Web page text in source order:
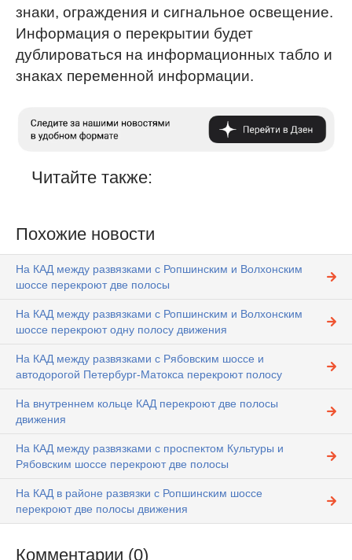
знаки, ограждения и сигнальное освещение.
Информация о перекрытии будет
дублироваться на информационных табло и
знаках переменной информации.
Читайте также:
Похожие новости
На КАД между развязками с Ропшинским и Волхонским
шоссе перекроют две полосы
На КАД между развязками с Ропшинским и Волхонским
шоссе перекроют одну полосу движения
На КАД между развязками с Рябовским шоссе и
автодорогой Петербург-Матокса перекроют полосу
На внутреннем кольце КАД перекроют две полосы
движения
На КАД между развязками с проспектом Культуры и
Рябовским шоссе перекроют две полосы
На КАД в районе развязки с Ропшинским шоссе
перекроют две полосы движения
Комментарии (0)